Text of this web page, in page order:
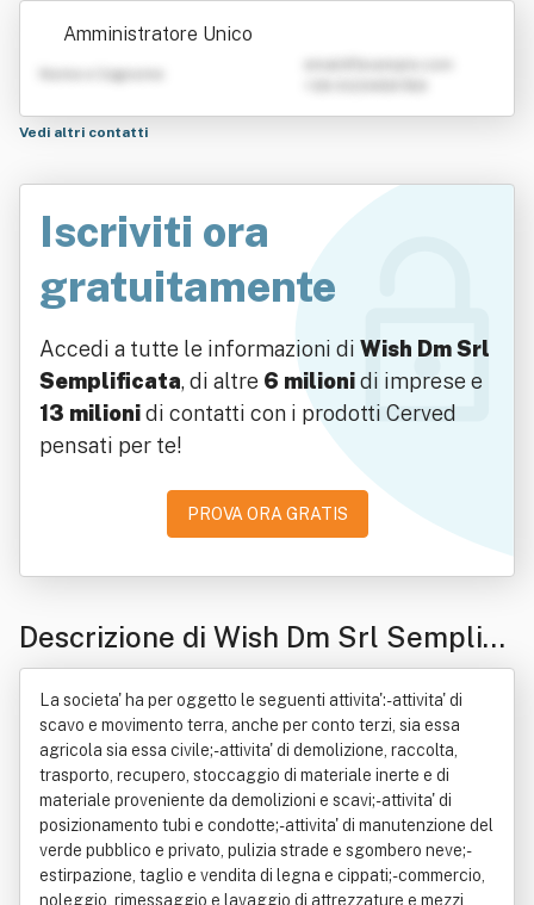
Amministratore Unico
Nome e Cognome
Vedi altri contatti
Iscriviti ora
gratuitamente
Accedi a tutte le informazioni di Wish Dm Srl
Semplificata, di altre 6 milionidi imprese e
13 milionidi contatti con i prodotti Cerved
pensati per te!
PROVA ORA GRATIS
Descrizione di Wish Dm Srl Semplifi
cata
La societa' ha per oggetto le seguenti attivita':- attivita' di
scavo e movimento terra, anche per conto terzi, sia essa
agricola sia essa civile;- attivita' di demolizione, raccolta,
trasporto, recupero, stoccaggio di materiale inerte e di
materiale proveniente da demolizioni e scavi;- attivita' di
posizionamento tubi e condotte;- attivita' di manutenzione del
verde pubblico e privato, pulizia strade e sgombero neve;-
estirpazione, taglio e vendita di legna e cippati;- commercio,
noleggio, rimessaggio e lavaggio di attrezzature e mezzi